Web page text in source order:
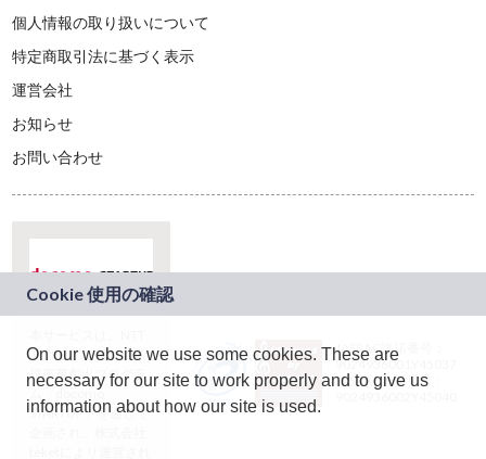
個人情報の取り扱いについて
特定商取引法に基づく表示
運営会社
お知らせ
お問い合わせ
ドコモグループの新
規事業創出プログラ
ム「docomo
STARTUP」を通じて
JASRAC許諾番号：
9024936001Y45037
JASRAC許諾番号：
On our website we use some cookies. These are
necessary for our site to work properly and to give us
information about how our site is used.